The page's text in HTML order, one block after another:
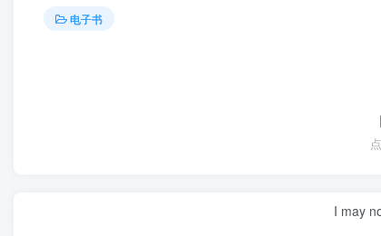
电子书
I may